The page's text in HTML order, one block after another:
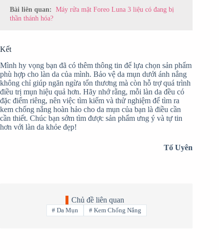
Bài liên quan: Máy rửa mặt Foreo Luna 3 liệu có đang bị
thần thánh hóa?
Kết
Mình hy vọng bạn đã có thêm thông tin để lựa chọn sản phẩm
phù hợp cho làn da của mình. Bảo vệ da mụn dưới ánh nắng
không chỉ giúp ngăn ngừa tổn thương mà còn hỗ trợ quá trình
điều trị mụn hiệu quả hơn. Hãy nhớ rằng, mỗi làn da đều có
đặc điểm riêng, nên việc tìm kiếm và thử nghiệm để tìm ra
kem chống nắng hoàn hảo cho da mụn của bạn là điều cần
cần thiết. Chúc bạn sớm tìm được sản phẩm ưng ý và tự tin
hơn với làn da khỏe đẹp!
Tố Uyên
Chủ đề liên quan
#Da Mụn #Kem Chống Nắng